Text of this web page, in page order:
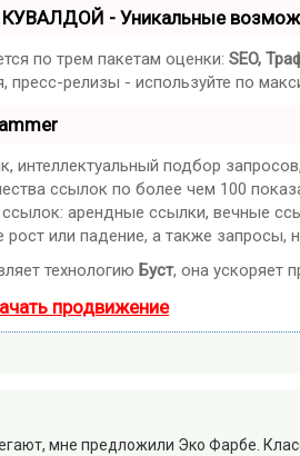
- Уникальные
по трем пакетам оценки:SEO,
пресс-релизы - используйте по
интеллектуальный подбор
ссылок по более чем 100
арендные ссылки, вечные
или падение, а также запросы,
технологиюБуст, она ускоряет
продвижение
мне предложили Эко Фарбе.